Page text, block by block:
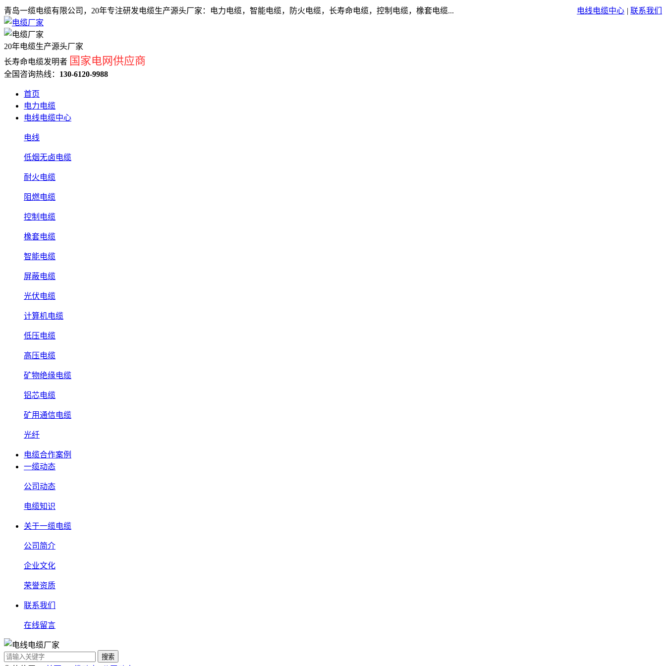
电线电缆中心 | 联系我们
青岛一缆电缆有限公司，20年专注研发电缆生产源头厂家：电力电缆，智能电缆，防火电缆，长寿命电缆，控制电缆，橡套电缆...
20年电缆生产源头厂家
长寿命电缆发明者 国家电网供应商
全国咨询热线： 130-6120-9988
首页
电力电缆
电线电缆中心
电线
低烟无卤电缆
耐火电缆
阻燃电缆
控制电缆
橡套电缆
智能电缆
屏蔽电缆
光伏电缆
计算机电缆
低压电缆
高压电缆
矿物绝缘电缆
铝芯电缆
矿用通信电缆
光纤
电缆合作案例
一缆动态
公司动态
电缆知识
关于一缆电缆
公司简介
企业文化
荣誉资质
联系我们
在线留言
搜索